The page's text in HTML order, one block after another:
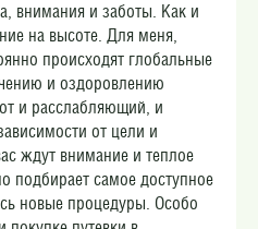
внимания и заботы. Как и
на высоте. Для меня,
происходят глобальные
и оздоровлению
и расслабляющий, и
от цели и
ждут внимание и теплое
подбирает самое доступное
новые процедуры. Особо